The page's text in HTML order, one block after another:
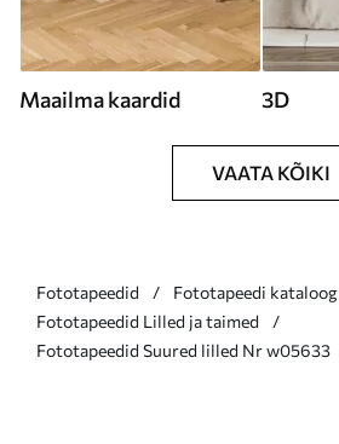
Maailma kaardid 3D
VAATA KÕIKI
Fototapeedid
Fototapeedi kataloog
Fototapeedid Lilled ja taimed
Fototapeedid Suured lilled Nr w05633